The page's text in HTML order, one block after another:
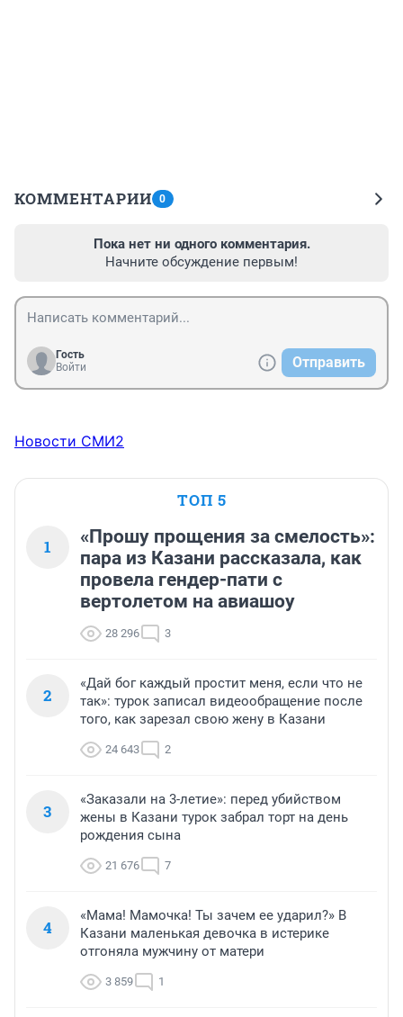
КОММЕНТАРИИ 0
Пока нет ни одного комментария.
Начните обсуждение первым!
Гость
Войти
Отправить
Новости СМИ2
ТОП 5
1
«Прошу прощения за смелость»:
пара из Казани рассказала, как
провела гендер-пати с
вертолетом на авиашоу
28 296 3
2
«Дай бог каждый простит меня, если что не
так»: турок записал видеообращение после
того, как зарезал свою жену в Казани
24 643 2
3
«Заказали на 3-летие»: перед убийством
жены в Казани турок забрал торт на день
рождения сына
21 676 7
4
«Мама! Мамочка! Ты зачем ее ударил?» В
Казани маленькая девочка в истерике
отгоняла мужчину от матери
3 859 1